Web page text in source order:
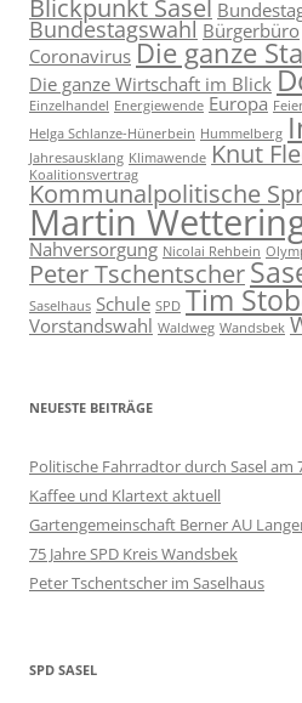
Blickpunkt Sasel
Bundestagswahl Bürgerbüro
Coronavirus Die ganze
Die ganze Wirtschaft im Blick
Einzelhandel Energiewende Europa
Helga Schlanze-Hünerbein Hummelberg
Jahresausklang Klimawende Knut
Koalitionsvertrag
Kommunalpolitische
Martin
Nahversorgung Nicolai Rehbein
Peter Tschentscher
Saselhaus Schule SPD Tim
Vorstandswahl Waldweg Wandsbek
NEUESTE BEITRÄGE
Politische Fahrradtor durch Sasel am
Kaffee und Klartext aktuell
Gartengemeinschaft Berner AU
75 Jahre SPD Kreis Wandsbek
Peter Tschentscher im Saselhaus
SPD SASEL